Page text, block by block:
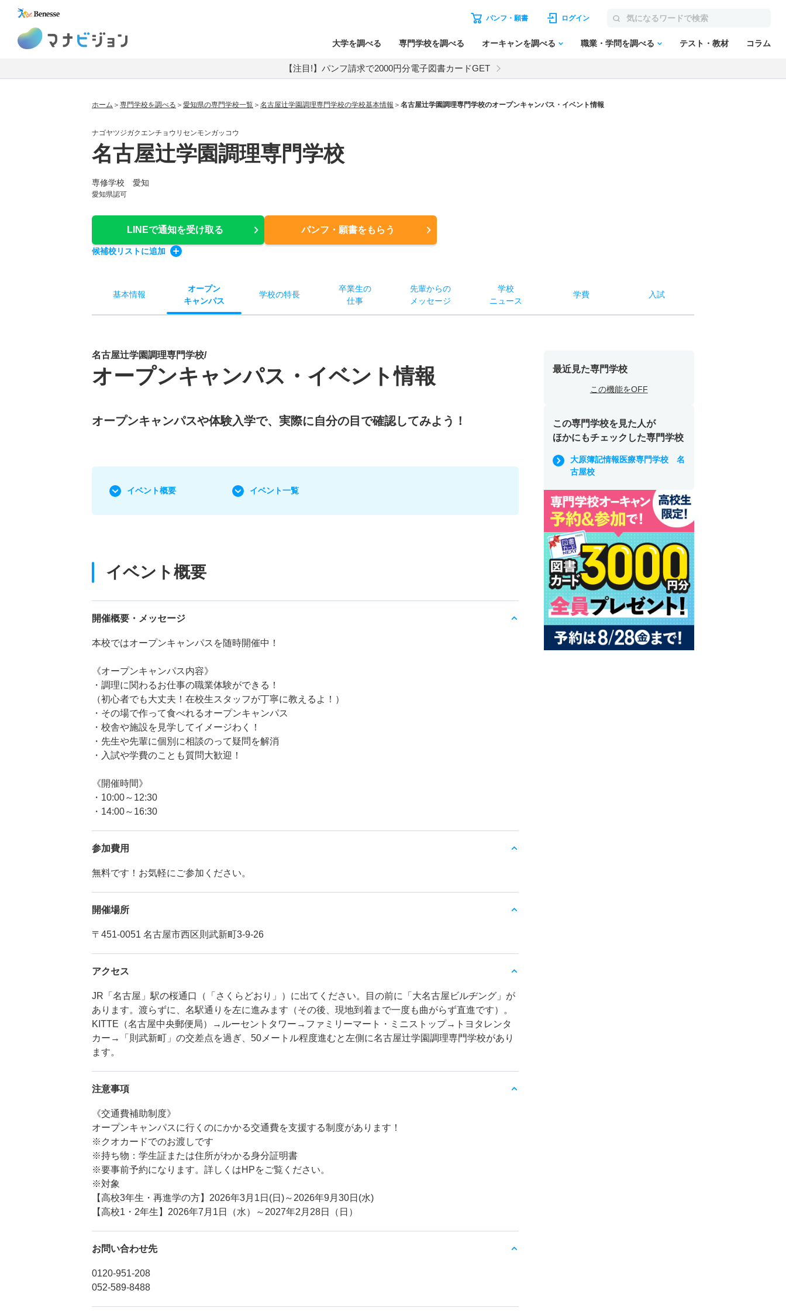
パンフ・願書 ログイン
大学を調べる 専門学校を調べる オーキャンを調べる 職業・学問を調べる テスト・教材 コラム
【注目!】パンフ請求で2000円分電子図書カードGET
ホーム 専門学校を調べる 愛知県の専門学校一覧 名古屋辻学園調理専門学校の学校基本情報 名古屋辻学園調理専門学校のオープンキャンパス・イベント情報
ナゴヤツジガクエンチョウリセンモンガッコウ
名古屋辻学園調理専門学校
専修学校 愛知
愛知県認可
LINEで通知を受け取る パンフ・願書をもらう
候補校リストに追加
基本情報
オープン
キャンパス
学校の特長
卒業生の
仕事
先輩からの
メッセージ
学校
ニュース
学費 入試
名古屋辻学園調理専門学校/
オープンキャンパス・イベント情報
オープンキャンパスや体験入学で、実際に自分の目で確認してみよう！
イベント概要 イベント一覧
イベント概要
開催概要・メッセージ
本校ではオープンキャンパスを随時開催中！
《オープンキャンパス内容》
・調理に関わるお仕事の職業体験ができる！
（初心者でも大丈夫！在校生スタッフが丁寧に教えるよ！）
・その場で作って食べれるオープンキャンパス
・校舎や施設を見学してイメージわく！
・先生や先輩に個別に相談のって疑問を解消
・入試や学費のことも質問大歓迎！
《開催時間》
・10:00～12:30
・14:00～16:30
参加費用
無料です！お気軽にご参加ください。
開催場所
〒451-0051 名古屋市西区則武新町3-9-26
アクセス
JR「名古屋」駅の桜通口（「さくらどおり」）に出てください。目の前に「大名古屋ビルヂング」が
あります。渡らずに、名駅通りを左に進みます（その後、現地到着まで一度も曲がらず直進です）。
KITTE（名古屋中央郵便局）→ルーセントタワー→ファミリーマート・ミニストップ→トヨタレンタ
カー→「則武新町」の交差点を過ぎ、50メートル程度進むと左側に名古屋辻学園調理専門学校があり
ます。
注意事項
《交通費補助制度》
オープンキャンパスに行くのにかかる交通費を支援する制度があります！
※クオカードでのお渡しです
※持ち物：学生証または住所がわかる身分証明書
※要事前予約になります。詳しくはHPをご覧ください。
※対象
【高校3年生・再進学の方】2026年3月1日(日)～2026年9月30日(水)
【高校1・2年生】2026年7月1日（水）～2027年2月28日（日）
お問い合わせ先
0120-951-208
052-589-8488
最近見た専門学校
この機能をOFF
この専門学校を見た人が
ほかにもチェックした専門学校
大原簿記情報医療専門学校 名
古屋校